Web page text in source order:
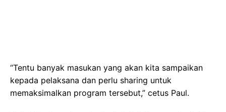
“Tentu banyak masukan yang akan kita sampaikan
kepada pelaksana dan perlu sharing untuk
memaksimalkan program tersebut,” cetus Paul.